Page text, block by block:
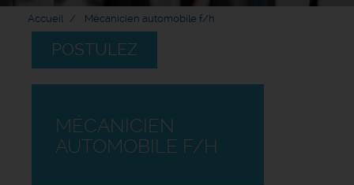
Accueil Mécanicien automobile f/h
POSTULEZ
MÉCANICIEN
AUTOMOBILE F/H